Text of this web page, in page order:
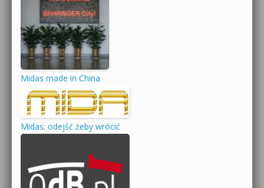
Midas made in China
Midas: odejść żeby wrócić